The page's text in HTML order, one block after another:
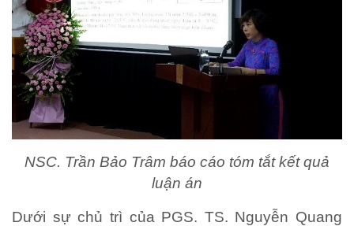
NSC. Trần Bảo Trâm báo cáo tóm tắt kết quả
luận án
Dưới sự chủ trì của PGS. TS. Nguyễn Quang